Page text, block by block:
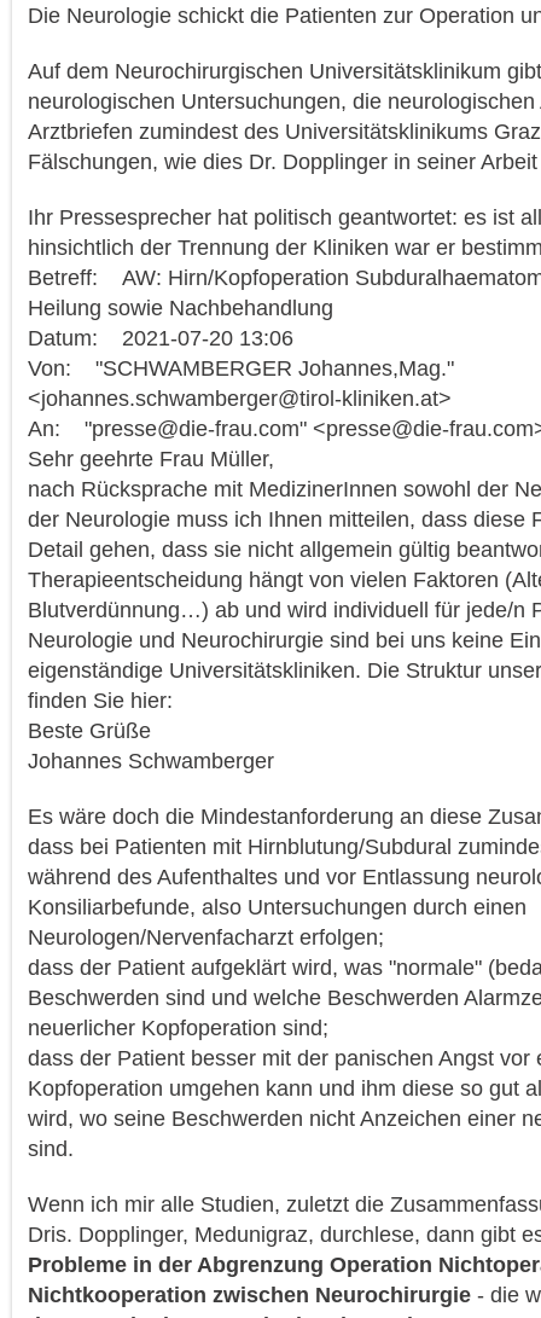
Die Neurologie schickt die Patienten zur Operation
Auf dem Neurochirurgischen Universitätsklinikum
neurologischen Untersuchungen, die
Arztbriefen zumindest des Universitätsklinikums
Fälschungen, wie dies Dr. Dopplinger in seiner
Ihr Pressesprecher hat politisch geantwortet: es ist
hinsichtlich der Trennung der Kliniken war er
Betreff: AW: Hirn/Kopfoperation
Heilung sowie Nachbehandlung
Datum: 2021-07-20 13:06
Von: "SCHWAMBERGER Johannes,Mag."
<johannes.schwamberger@tirol-kliniken.at>
An: "presse@die-frau.com" <presse@die-
Sehr geehrte Frau Müller,
nach Rücksprache mit MedizinerInnen sowohl der
der Neurologie muss ich Ihnen mitteilen, dass diese
Detail gehen, dass sie nicht allgemein gültig
Therapieentscheidung hängt von vielen Faktoren
Blutverdünnung…) ab und wird individuell für jede/n
Neurologie und Neurochirurgie sind bei uns keine
eigenständige Universitätskliniken. Die Struktur
finden Sie hier:
Beste Grüße
Johannes Schwamberger
Es wäre doch die Mindestanforderung an diese
dass bei Patienten mit Hirnblutung/Subdural
während des Aufenthaltes und vor Entlassung
Konsiliarbefunde, also Untersuchungen durch einen
Neurologen/Nervenfacharzt erfolgen;
dass der Patient aufgeklärt wird, was "normale"
Beschwerden sind und welche Beschwerden
neuerlicher Kopfoperation sind;
dass der Patient besser mit der panischen Angst vor
Kopfoperation umgehen kann und ihm diese so gut
wird, wo seine Beschwerden nicht Anzeichen einer
sind.
Wenn ich mir alle Studien, zuletzt die
Dris. Dopplinger, Medunigraz, durchlese, dann gibt
Probleme in der Abgrenzung Operation
Nichtkooperation zwischen Neurochirurgie - die